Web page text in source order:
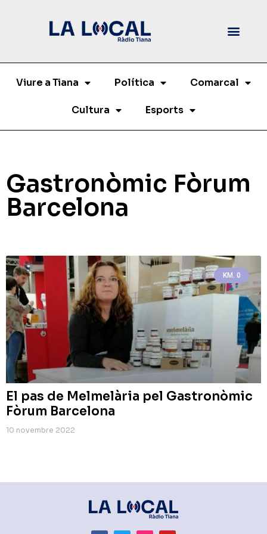
Viure a Tiana Política Comarcal
Cultura Esports
Gastronòmic Fòrum
Barcelona
KM. 0
El pas de Melmelària pel Gastronòmic
Fòrum Barcelona
10 novembre 2022